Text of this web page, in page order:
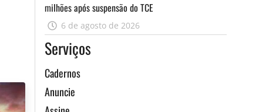
milhões após suspensão do TCE
6 de agosto de 2026
Serviços
Cadernos
Anuncie